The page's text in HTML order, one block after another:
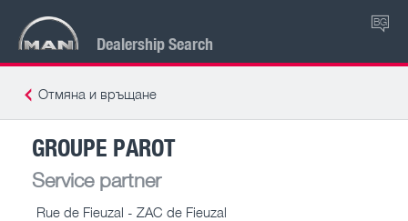
Dealership Search
BG
Отмяна и връщане
GROUPE PAROT
Service partner
Rue de Fieuzal - ZAC de Fieuzal